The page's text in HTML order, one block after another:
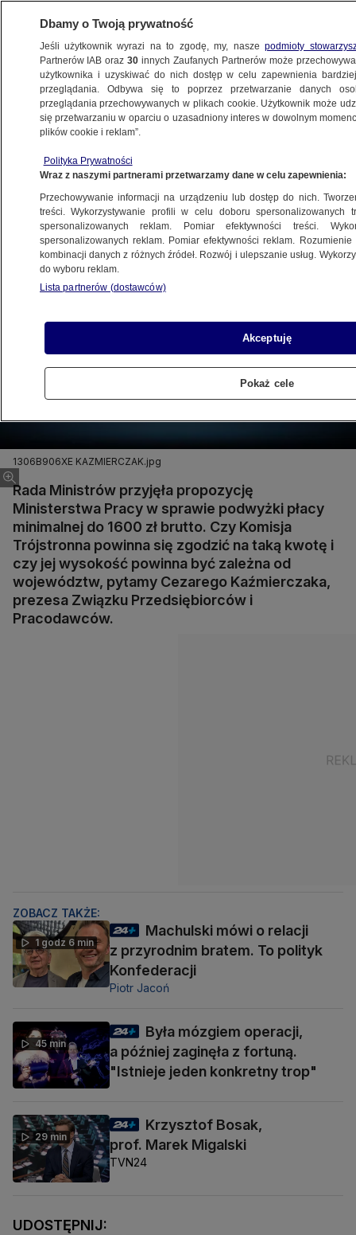
BIZNES
Z KRAJU
13.06.2012, 14:46
Udostępnij
1306B906XE KAZMIERCZAK.jpg
Rada Ministrów przyjęła propozycję
Ministerstwa Pracy w sprawie podwyżki płacy
minimalnej do 1600 zł brutto. Czy Komisja
Trójstronna powinna się zgodzić na taką kwotę i
czy jej wysokość powinna być zależna od
województw, pytamy Cezarego Kaźmierczaka,
prezesa Związku Przedsiębiorców i
Pracodawców.
ZOBACZ TAKŻE:
1 godz 6 min
Machulski mówi o relacji
z przyrodnim bratem. To polityk
Konfederacji
Piotr Jacoń
45 min
Była mózgiem operacji,
a później zaginęła z fortuną.
"Istnieje jeden konkretny trop"
29 min
Krzysztof Bosak,
prof. Marek Migalski
TVN24
UDOSTĘPNIJ:
Dbamy o Twoją prywatność
Jeśli użytkownik wyrazi na to zgodę, my, naszepodmioty
Partnerów IAB oraz30 innych Zaufanych Partnerów może
użytkownika i uzyskiwać do nich dostęp w celu zapewnienia
przeglądania. Odbywa się to poprzez przetwarzanie danych
przeglądania przechowywanych w plikach cookie. Użytkownik może
się przetwarzaniu w oparciu o uzasadniony interes w dowolnym
plików cookie i reklam”.
Polityka Prywatności
Wraz z naszymi partnerami przetwarzamy dane w celu zapewnienia:
Przechowywanie informacji na urządzeniu lub dostęp do nich.
treści. Wykorzystywanie profili w celu doboru spersonalizowanych
spersonalizowanych reklam. Pomiar efektywności treści.
spersonalizowanych reklam. Pomiar efektywności reklam.
kombinacji danych z różnych źródeł. Rozwój i ulepszanie usług.
do wyboru reklam.
Lista partnerów (dostawców)
Akceptuję
Pokaż cele